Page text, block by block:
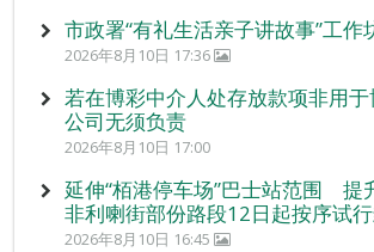
市政署“有礼生活亲子讲故事”工作
2026年8月10日 17:36
若在博彩中介人处存放款项非用
公司无须负责
2026年8月10日 17:00
延伸“栢港停车场”巴士站范围 提
非利喇街部份路段12日起按序试
2026年8月10日 16:45